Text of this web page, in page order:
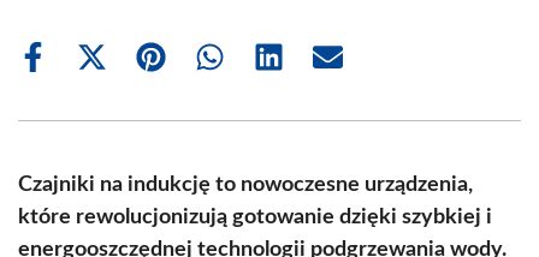
Share
Share
(Twitter)
Share Share Share Share
Czajniki na indukcję to nowoczesne urządzenia,
które rewolucjonizują gotowanie dzięki szybkiej i
energooszczędnej technologii podgrzewania wody.